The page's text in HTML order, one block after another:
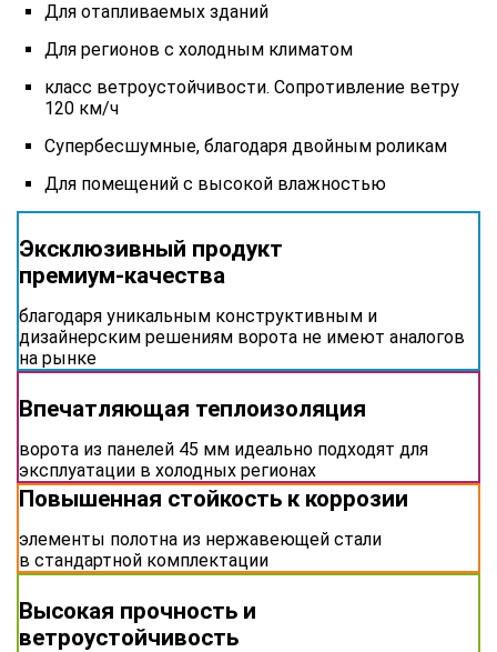
Для отапливаемых зданий
Для регионов с холодным климатом
класс ветроустойчивости. Сопротивление ветру
120 км/ч
Супербесшумные, благодаря двойным роликам
Для помещений с высокой влажностью
Эксклюзивный продукт
премиум‑качества
благодаря уникальным конструктивным и
дизайнерским решениям ворота не имеют аналогов
на рынке
Впечатляющая теплоизоляция
ворота из панелей 45 мм идеально подходят для
эксплуатации в холодных регионах
Повышенная стойкость к коррозии
элементы полотна из нержавеющей стали
в стандартной комплектации
Высокая прочность и
ветроустойчивость